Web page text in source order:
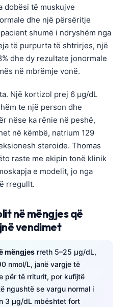
dobësi të muskujve
dhe një përsëritje
shumë i ndryshëm nga
të purpurta të shtrirjes, një
dhe dy rezultate jonormale
në mbrëmje vonë.
Një kortizol prej 6 µg/dL
te një person dhe
nëse ka rënie në peshë,
në këmbë, natrium 129
steroide. Thomas
raste me ekipin tonë klinik
e modelit, jo nga
rregullt.
në mëngjes që
vendimet
mëngjes rreth 5–25 µg/dL,
nmol/L, janë vargje të
për të rriturit, por kufijtë
ngushtë se vargu normal i
3 µg/dL mbështet fort